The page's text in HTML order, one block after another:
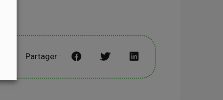
Partager :